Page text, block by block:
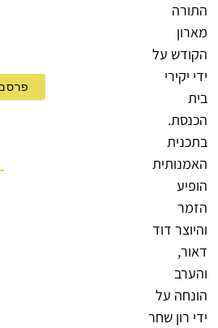
התורה
מארון
הקודש על
ידי יקירי
בית
הכנסת.
בתכנית
האמנותית
הופיע
הזמר
והיוצר דוד
דאור,
והערב
הונחה על
ידי רון שחר